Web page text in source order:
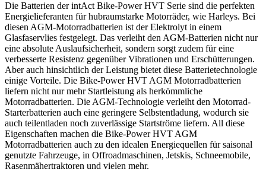
Die Batterien der intAct Bike-Power HVT Serie sind die perfekten
Energielieferanten für hubraumstarke Motorräder, wie Harleys. Bei
diesen AGM-Motorradbatterien ist der Elektrolyt in einem
Glasfaservlies festgelegt. Das verleiht den AGM-Batterien nicht nur
eine absolute Auslaufsicherheit, sondern sorgt zudem für eine
verbesserte Resistenz gegenüber Vibrationen und Erschütterungen.
Aber auch hinsichtlich der Leistung bietet diese Batterietechnologie
einige Vorteile. Die Bike-Power HVT AGM Motorradbatterien
liefern nicht nur mehr Startleistung als herkömmliche
Motorradbatterien. Die AGM-Technologie verleiht den Motorrad-
Starterbatterien auch eine geringere Selbstentladung, wodurch sie
auch teilentladen noch zuverlässige Startströme liefern. All diese
Eigenschaften machen die Bike-Power HVT AGM
Motorradbatterien auch zu den idealen Energiequellen für saisonal
genutzte Fahrzeuge, in Offroadmaschinen, Jetskis, Schneemobile,
Rasenmähertraktoren und vielen mehr.